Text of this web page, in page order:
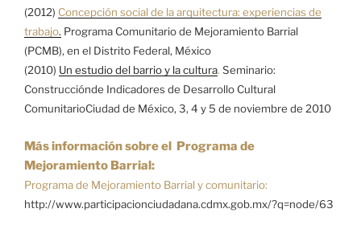
(2012) Concepción social de la arquitectura: experiencias de
trabajo. Programa Comunitario de Mejoramiento Barrial
(PCMB), en el Distrito Federal, México
(2010) Un estudio del barrio y la cultura. Seminario:
Construcciónde Indicadores de Desarrollo Cultural
ComunitarioCiudad de México, 3, 4 y 5 de noviembre de 2010
Más información sobre el Programa de
Mejoramiento Barrial:
Programa de Mejoramiento Barrial y comunitario:
http://www.participacionciudadana.cdmx.gob.mx/?q=node/63